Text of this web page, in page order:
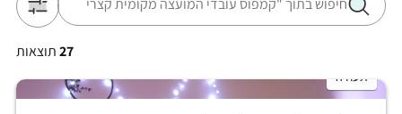
27תוצאות
תעודה